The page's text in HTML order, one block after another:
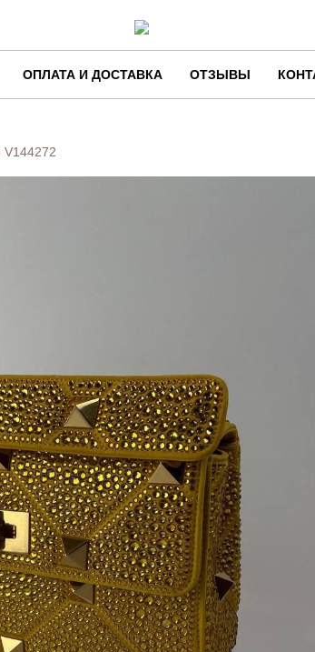
ОПЛАТА И ДОСТАВКА ОТЗЫВЫ
V144272